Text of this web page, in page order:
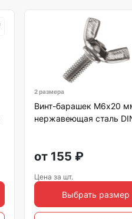
2 размера
Винт-барашек М6х20
нержавеющая сталь
от 155 ₽
Цена за шт.
Выбрать размер